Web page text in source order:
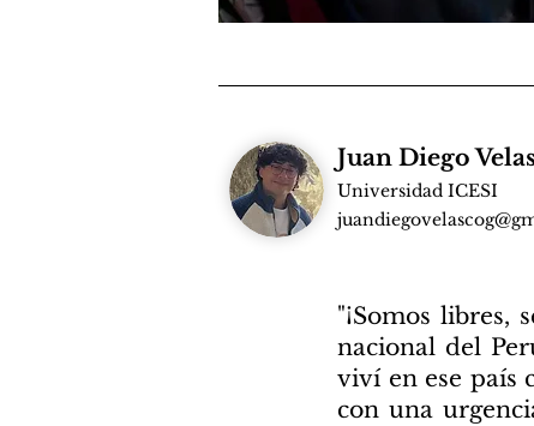
Juan Diego
Universidad ICESI
"¡Somos libres,
nacional del
viví en ese país
con una